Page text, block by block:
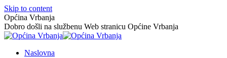
Skip to content
Općina Vrbanja
Dobro došli na službenu Web stranicu Općine Vrbanja
Naslovna